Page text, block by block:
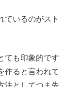
ているのがスト
ても印象的です
作ると言われて
法としてつま先